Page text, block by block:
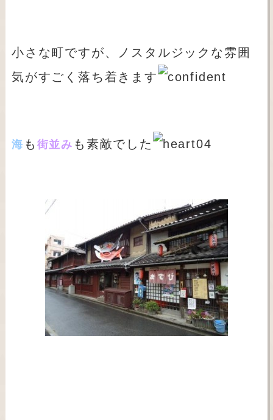
小さな町ですが、ノスタルジックな雰囲
気がすごく落ち着きます
海 も 街並み も素敵でした